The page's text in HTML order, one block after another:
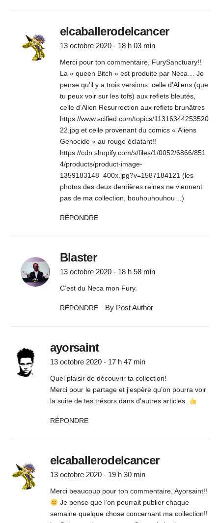
elcaballerodelcancer
13 octobre 2020 - 18 h 03 min
Merci pour ton commentaire, FurySanctuary!!
La « queen Bitch » est produite par Neca… Je
pense qu’il y a trois versions: celle d’Aliens (que
tu peux voir sur les tofs) aux reflets bleutés,
celle d’Alien Resurrection aux reflets brunâtres
https://www.scified.com/topics/11316344253520
22.jpg et celle provenant du comics « Aliens
Genocide » au rouge éclatant!!
https://cdn.shopify.com/s/files/1/0052/6866/851
4/products/product-image-
1359183148_400x.jpg?v=1587184121(les
photos des deux dernières reines ne viennent
pas de ma collection, bouhouhouhou…)
RÉPONDRE
Blaster
13 octobre 2020 - 18 h 58 min
C’est du Neca mon Fury.
RÉPONDRE By Post Author
ayorsaint
13 octobre 2020 - 17 h 47 min
Quel plaisir de découvrir ta collection!
Merci pour le partage et j’espère qu’on pourra voir
la suite de tes trésors dans d’autres articles.
RÉPONDRE
elcaballerodelcancer
13 octobre 2020 - 19 h 30 min
Merci beaucoup pour ton commentaire, Ayorsaint!!
Je pense que l’on pourrait publier chaque
semaine quelque chose concernant ma collection!!